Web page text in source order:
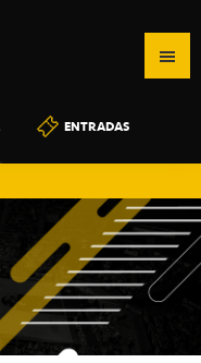
ENTRADAS